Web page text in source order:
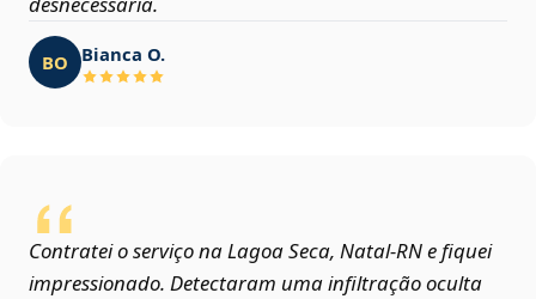
BO Bianca O.
Contratei o serviço na Lagoa Seca, Natal‑RN e fiquei
impressionado. Detectaram uma infiltração oculta